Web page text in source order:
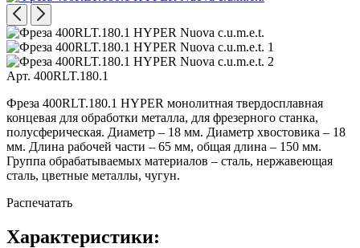
Арт. 400RLT.180.1
Фреза 400RLT.180.1 HYPER монолитная твердосплавная
концевая для обработки металла, для фрезерного станка,
полусферическая. Диаметр – 18 мм. Диаметр хвостовика – 18
мм. Длина рабочей части – 65 мм, общая длина – 150 мм.
Группа обрабатываемых материалов – сталь, нержавеющая
сталь, цветные металлы, чугун.
Распечатать
Характеристики: